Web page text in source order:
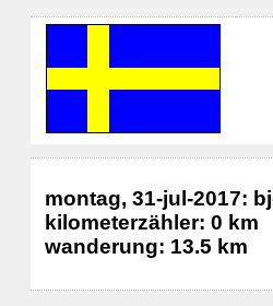
montag, 31-jul-2017:
kilometerzähler: 0 km
wanderung: 13.5 km